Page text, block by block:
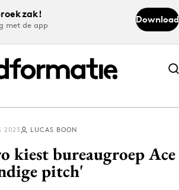
met de app
Download
Abonneer nu
Abonneer nu
Download de app
2023 LUCAS BOON
kiest bureaugroep Ace
pitch'